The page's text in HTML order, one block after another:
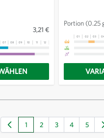
3,21 €
07 08 09 10 11 12
und Rüsten.
für
Sativa-
Portion (0.25
01 02 03 04
Sie lesen gerade die Seite
1 Seite
2 Seite
3 Seite
4 Seite
5